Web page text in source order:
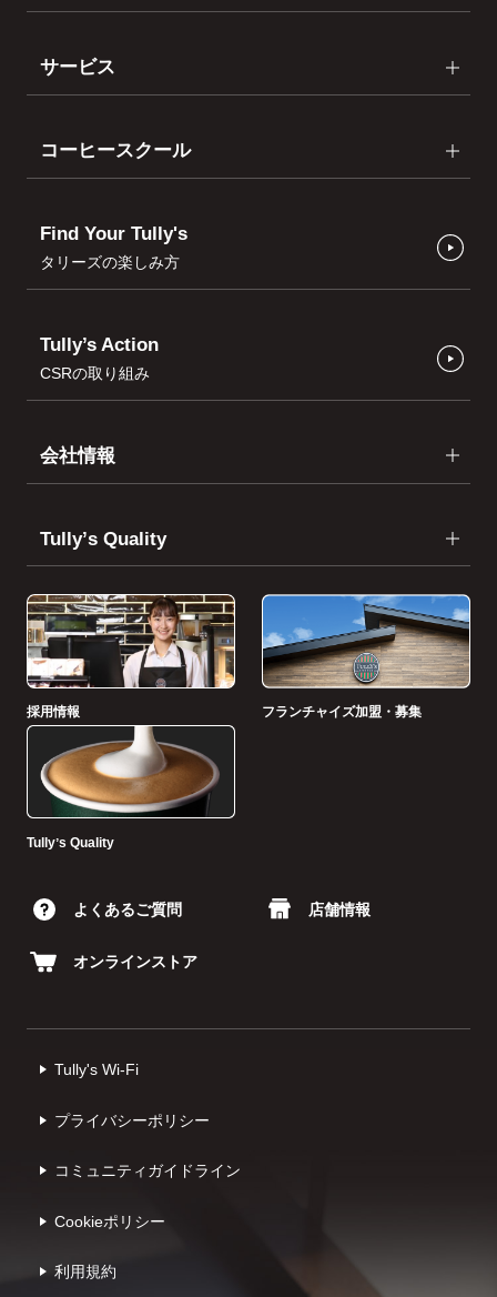
サービス
コーヒースクール
Find Your Tully's
タリーズの楽しみ方
Tully’s Action
CSRの取り組み
会社情報
Tullyʼs Quality
採用情報 フランチャイズ加盟・募集
Tullyʼs Quality
よくあるご質問 店舗情報
オンラインストア
Tully's Wi-Fi
プライバシーポリシー
コミュニティガイドライン
Cookieポリシー
利⽤規約